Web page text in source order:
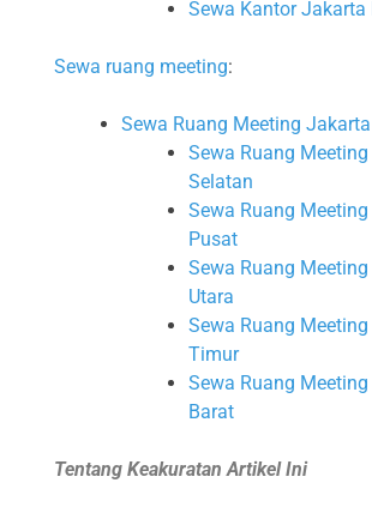
Sewa Kantor Jakarta
Sewa ruang meeting:
Sewa Ruang Meeting Jakarta
Sewa Ruang
Selatan
Sewa Ruang
Pusat
Sewa Ruang
Utara
Sewa Ruang
Timur
Sewa Ruang
Barat
Tentang Keakuratan Artikel Ini